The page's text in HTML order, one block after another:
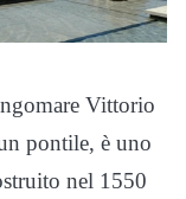
Vittorio
pontile, è uno
nel 1550